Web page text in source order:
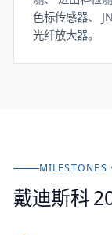
色标传感器、
光纤放大器。
MILESTONES
戴迪斯科